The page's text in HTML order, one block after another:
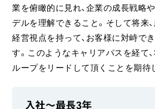
業を俯瞰的に見れ、企業の成長戦略
デルを理解できること。そして将来
経営視点を持って、お客様に対峙で
す。このようなキャリアパスを経て
ループをリードして頂くことを期待